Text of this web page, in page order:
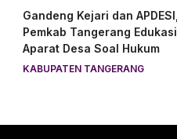
Gandeng Kejari dan APDESI,
Pemkab Tangerang Edukasi
Aparat Desa Soal Hukum
KABUPATEN TANGERANG